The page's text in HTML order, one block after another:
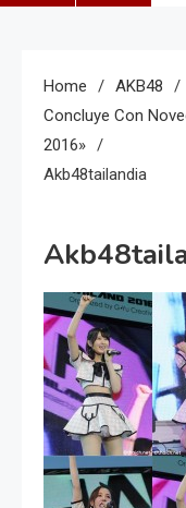
Home
AKB48
Concluye Con
2016»
Akb48tailandia